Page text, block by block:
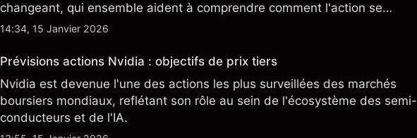
changeant, qui ensemble aident à comprendre comment l'action se
négocie actuellement.
14:34, 15 Janvier 2026
Prévisions actions Nvidia : objectifs de prix tiers
Nvidia est devenue l'une des actions les plus surveillées des marchés
boursiers mondiaux, reflétant son rôle au sein de l'écosystème des semi-
conducteurs et de l'IA.